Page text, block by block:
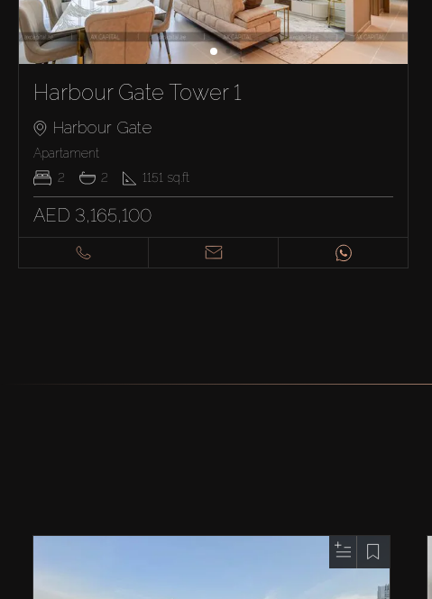
Harbour Gate Tower 1
Harbour Gate
Apartament
2
2 1151 sq.ft
AED 3,165,100